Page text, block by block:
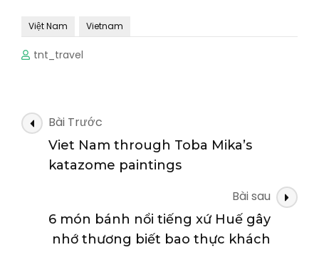
Việt Nam Vietnam
tnt_travel
Điều
hướng
Bài Trước
Viet Nam through Toba Mika’s
katazome paintings
Bài sau
6 món bánh nổi tiếng xứ Huế gây
nhớ thương biết bao thực khách